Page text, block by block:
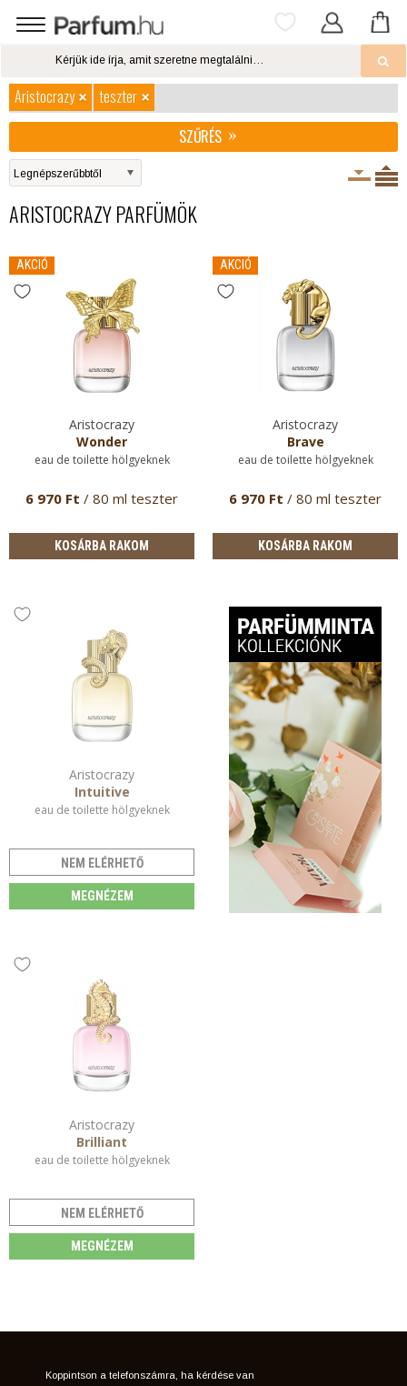
Aristocrazy
teszter
SZŰRÉS
ARISTOCRAZY PARFÜMÖK
AKCIÓ
Aristocrazy
Wonder
eau de toilette hölgyeknek
6 970 Ft / 80 ml teszter
KOSÁRBA RAKOM
AKCIÓ
Aristocrazy
Brave
eau de toilette hölgyeknek
6 970 Ft / 80 ml teszter
KOSÁRBA RAKOM
Aristocrazy
Intuitive
eau de toilette hölgyeknek
NEM ELÉRHETŐ
MEGNÉZEM
Aristocrazy
Brilliant
eau de toilette hölgyeknek
NEM ELÉRHETŐ
MEGNÉZEM
Koppintson a telefonszámra, ha kérdése van